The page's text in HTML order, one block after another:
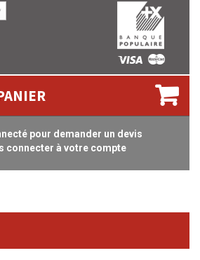
pour demander un devis
connecter à votre compte